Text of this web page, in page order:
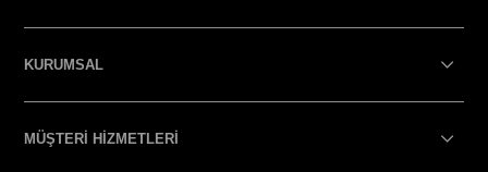
KURUMSAL
MÜŞTERİ HİZMETLERİ